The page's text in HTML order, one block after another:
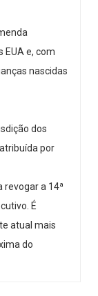
EUA e, com
nascidas
dos
por
revogar a 14ª
É
atual mais
do